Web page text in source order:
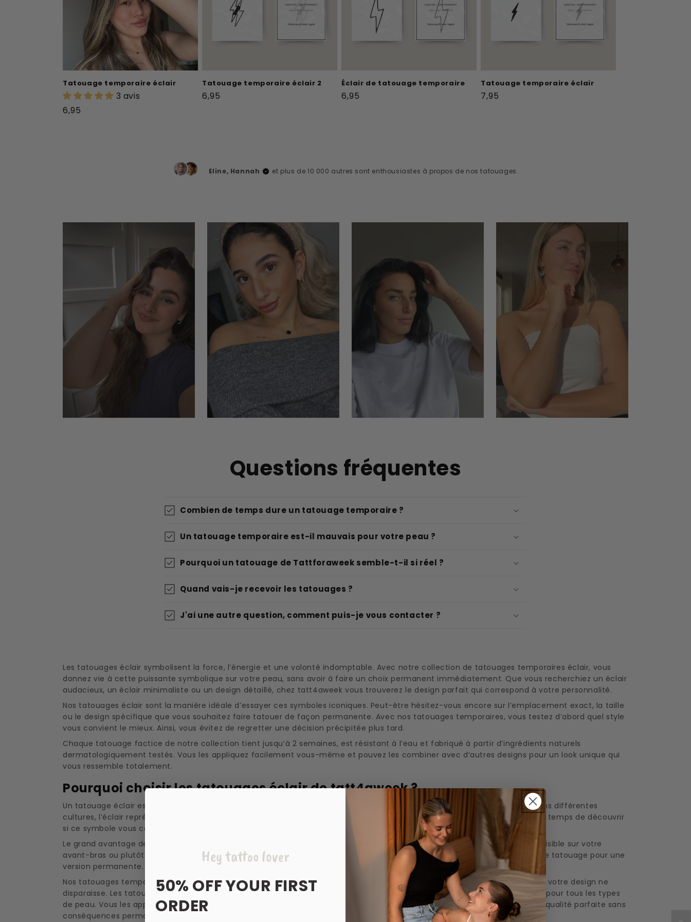
Tatouage temporaire éclair
3 avis
Prix
6,95
Tatouage temporaire éclair 2
Prix
6,95
Éclair de tatouage temporaire
Prix
6,95
Tatouage temporaire éclair
Prix
7,95
Eline, Hannah et plus de 10 000 autres sont enthousiastes à propos de nos tatouages.
Questions fréquentes
Combien de temps dure un tatouage temporaire ?
Un tatouage temporaire est-il mauvais pour votre peau ?
Pourquoi un tatouage de Tattforaweek semble-t-il si réel ?
Quand vais-je recevoir les tatouages ?
J'ai une autre question, comment puis-je vous contacter ?
Les tatouages éclair symbolisent la force, l’énergie et une volonté indomptable. Avec notre collection de tatouages temporaires éclair, vous
donnez vie à cette puissante symbolique sur votre peau, sans avoir à faire un choix permanent immédiatement. Que vous recherchiez un éclair
audacieux, un éclair minimaliste ou un design détaillé, chez tatt4aweek vous trouverez le design parfait qui correspond à votre personnalité.
Nos tatouages éclair sont la manière idéale d’essayer ces symboles iconiques. Peut-être hésitez-vous encore sur l’emplacement exact, la taille
ou le design spécifique que vous souhaitez faire tatouer de façon permanente. Avec nos tatouages temporaires, vous testez d’abord quel style
vous convient le mieux. Ainsi, vous évitez de regretter une décision précipitée plus tard.
Chaque tatouage factice de notre collection tient jusqu’à 2 semaines, est résistant à l’eau et fabriqué à partir d’ingrédients naturels
dermatologiquement testés. Vous les appliquez facilement vous-même et pouvez les combiner avec d’autres designs pour un look unique qui
vous ressemble totalement.
Pourquoi choisir les tatouages éclair de tatt4aweek ?
Un tatouage éclair est plus qu’un simple design stylé. Il symbolise la force, la transformation et le changement soudain. Dans différentes
cultures, l’éclair représente la puissance divine et l’illumination. En optant pour une version temporaire, vous vous donnez le temps de découvrir
si ce symbole vous correspond vraiment.
Le grand avantage de nos tatouages adhésifs est que vous pouvez expérimenter sans risque. Voulez-vous un grand éclair visible sur votre
avant-bras ou plutôt un éclair discret derrière l’oreille ? Essayez différentes variantes avant de vous rendre dans un salon de tatouage pour une
version permanente. Ainsi, vous êtes sûr de faire le bon choix.
Nos tatouages temporaires sont résistants à l’eau, vous pouvez donc prendre une douche, faire du sport ou nager sans que votre design ne
disparaisse. Les tatouages sont fabriqués à partir d’ingrédients naturels et dermatologiquement testés, ce qui les rend sûrs pour tous les types
de peau. Vous les appliquez en quelques minutes avec un peu d’eau et une éponge, et ils tiennent jusqu’à 2 semaines. Une qualité parfaite sans
conséquences permanentes.
Hey tattoo lover
50% OFF YOUR FIRST
ORDER